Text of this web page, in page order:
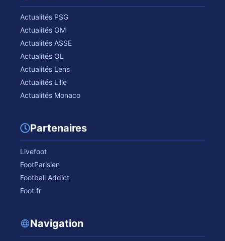
Actualités PSG
Actualités OM
Actualités ASSE
Actualités OL
Actualités Lens
Actualités Lille
Actualités Monaco
Partenaires
Livefoot
FootParisien
Football Addict
Foot.fr
Navigation